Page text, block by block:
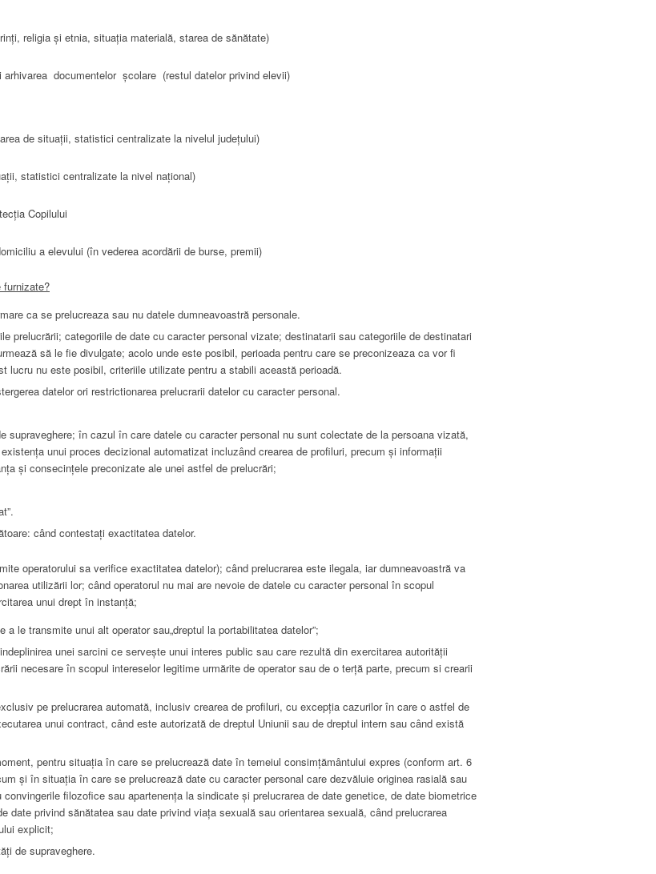
religia și etnia, situația materială, starea de sănătate)
documentelor școlare (restul datelor privind elevii)
de situații, statistici centralizate la nivelul județului)
statistici centralizate la nivel național)
Copilului
a elevului (în vederea acordării de burse, premii)
furnizate?
ca se prelucreaza sau nu datele dumneavoastră personale.
prelucrării; categoriile de date cu caracter personal vizate; destinatarii sau categoriile de destinatari
să le fie divulgate; acolo unde este posibil, perioada pentru care se preconizeaza ca vor fi
lucru nu este posibil, criteriile utilizate pentru a stabili această perioadă.
datelor ori restrictionarea prelucrarii datelor cu caracter personal.
supraveghere; în cazul în care datele cu caracter personal nu sunt colectate de la persoana vizată,
unui proces decizional automatizat incluzând crearea de profiluri, precum și informații
și consecințele preconizate ale unei astfel de prelucrări;
când contestați exactitatea datelor.
operatorului sa verifice exactitatea datelor); când prelucrarea este ilegala, iar dumneavoastră va
utilizării lor; când operatorul nu mai are nevoie de datele cu caracter personal în scopul
unui drept în instanță;
le transmite unui alt operator sau„dreptul la portabilitatea datelor”;
unei sarcini ce servește unui interes public sau care rezultă din exercitarea autorității
necesare în scopul intereselor legitime urmărite de operator sau de o terță parte, precum si crearii
pe prelucrarea automată, inclusiv crearea de profiluri, cu excepția cazurilor în care o astfel de
unui contract, când este autorizată de dreptul Uniunii sau de dreptul intern sau când există
pentru situația în care se prelucrează date în temeiul consimțământului expres (conform art. 6
și în situația în care se prelucrează date cu caracter personal care dezvăluie originea rasială sau
filozofice sau apartenența la sindicate și prelucrarea de date genetice, de date biometrice
date privind sănătatea sau date privind viața sexuală sau orientarea sexuală, când prelucrarea
explicit;
de supraveghere.